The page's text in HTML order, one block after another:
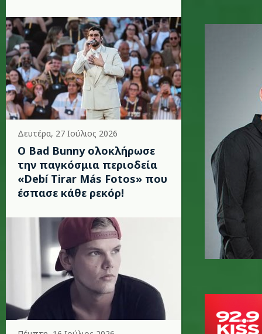
Δευτέρα, 27 Ιούλιος 2026
Ο Bad Bunny ολοκλήρωσε
την παγκόσμια περιοδεία
«Debí Tirar Más Fotos» που
έσπασε κάθε ρεκόρ!